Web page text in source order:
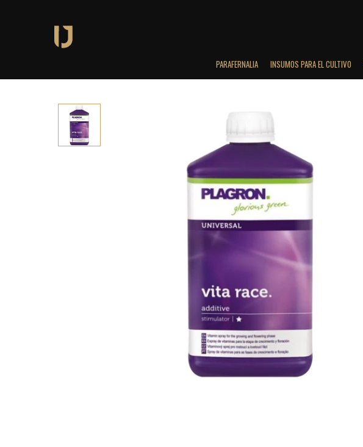
PARAFERNALIA INSUMOS PARA EL CULTIVO